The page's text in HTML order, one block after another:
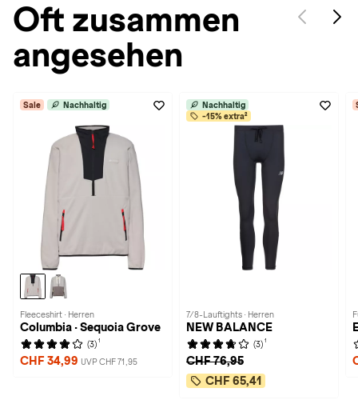
Oft zusammen
angesehen
Sale Nachhaltig
Fleeceshirt · Herren
Columbia · Sequoia Grove
(3) 1
CHF 34,99 UVP CHF 71,95
Nachhaltig
-15% extra²
7/8-Lauftights · Herren
NEW BALANCE
(3) 1
CHF 76,95
CHF 65,41